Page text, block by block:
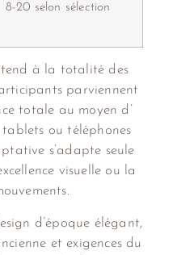
8-20 selon sélection
à la totalité des
parviennent
totale au moyen d’
ou téléphones
s’adapte seule
visuelle ou la
d’époque élégant,
et exigences du